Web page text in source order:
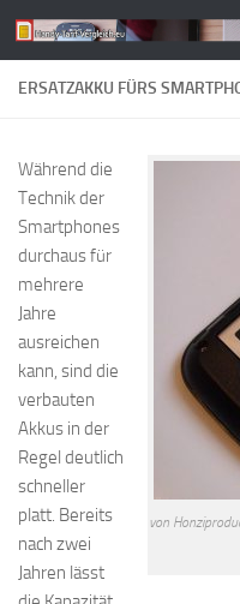
Zum Inhalt springen
ERSATZAKKU FÜRS
von
Während die
Technik der
Smartphones
durchaus für
mehrere
Jahre
ausreichen
kann, sind die
verbauten
Akkus in der
Regel deutlich
schneller
platt. Bereits
nach zwei
Jahren lässt